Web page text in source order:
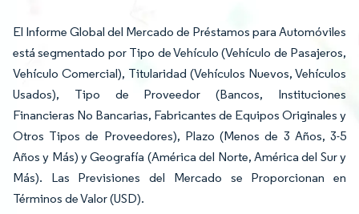
El Informe Global del Mercado de Préstamos para Automóviles
está segmentado por Tipo de Vehículo (Vehículo de Pasajeros,
Vehículo Comercial), Titularidad (Vehículos Nuevos, Vehículos
Usados), Tipo de Proveedor (Bancos, Instituciones
Financieras No Bancarias, Fabricantes de Equipos Originales y
Otros Tipos de Proveedores), Plazo (Menos de 3 Años, 3-5
Años y Más) y Geografía (América del Norte, América del Sur y
Más). Las Previsiones del Mercado se Proporcionan en
Términos de Valor (USD).